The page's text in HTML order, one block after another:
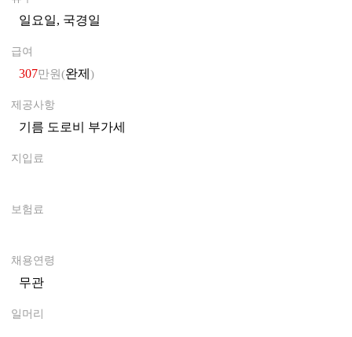
일요일, 국경일
급여
307만원(완제 )
제공사항
기름 도로비 부가세
지입료
보험료
채용연령
무관
일머리